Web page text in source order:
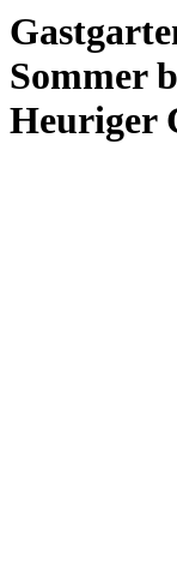
Sommer
Heuriger